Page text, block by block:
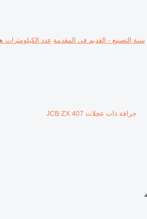
سنة التصنيع - القديم في المقدمة عدد الكيلومترات
جرافة ذات عجلات JCB ZX 407